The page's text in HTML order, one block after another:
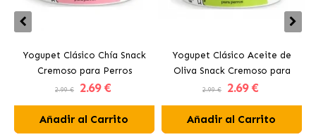
Yogupet Clásico Chía Snack
Cremoso para Perros
2.99 € 2.69 €
Añadir al Carrito
Yogupet Clásico Aceite de
Oliva Snack Cremoso para
Perros
2.99 € 2.69 €
Añadir al Carrito